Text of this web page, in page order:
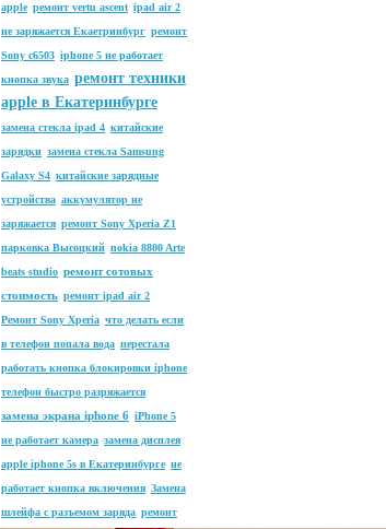
apple ремонт vertu ascent ipad air 2
не заряжается Екаетринбург ремонт
Sony с6503 iphone 5 не работает
кнопка звука ремонт техники
apple в Екатеринбурге
замена стекла ipad 4 китайские
зарядки замена стекла Samsung
Galaxy S4 китайские зарядные
устройства аккумулятор не
заряжается ремонт Sony Xperia Z1
парковка Высоцкий nokia 8800 Arte
beats studio ремонт сотовых
стоимость ремонт ipad air 2
Ремонт Sony Xperia что делать если
в телефон попала вода перестала
работать кнопка блокировки iphone
телефон быстро разряжается
замена экрана iphone 6 iPhone 5
не работает камера замена дисплея
apple iphone 5s в Екатеринбурге не
работает кнопка включения Замена
шлейфа с разъемом заряда ремонт